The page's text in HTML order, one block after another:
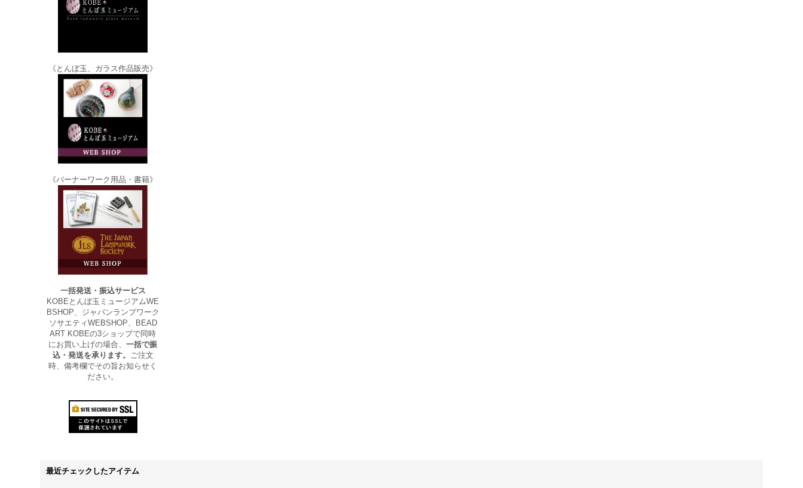
《とんぼ玉、ガラス作品販売》
《バーナーワーク用品・書籍》
一括発送・振込サービス
KOBEとんぼ玉ミュージアムWE
BSHOP、ジャパンランプワーク
ソサエティWEBSHOP、BEAD
ART KOBEの3ショップで同時
にお買い上げの場合、一括で振
込・発送を承ります。 ご注文
時、備考欄でその旨お知らせく
ださい。
最近チェックしたアイテム